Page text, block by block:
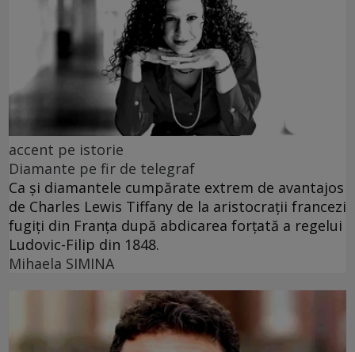
accent pe istorie
Diamante pe fir de telegraf
Ca și diamantele cumpărate extrem de avantajos
de Charles Lewis Tiffany de la aristocrații francezi
fugiți din Franța după abdicarea forțată a regelui
Ludovic-Filip din 1848.
Mihaela SIMINA